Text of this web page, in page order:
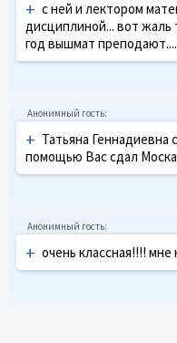
+ с ней и лектором
дисциплиной... вот
год вышмат
+ Татьяна
помощью Вас сдал
+ очень классная!!!! мне